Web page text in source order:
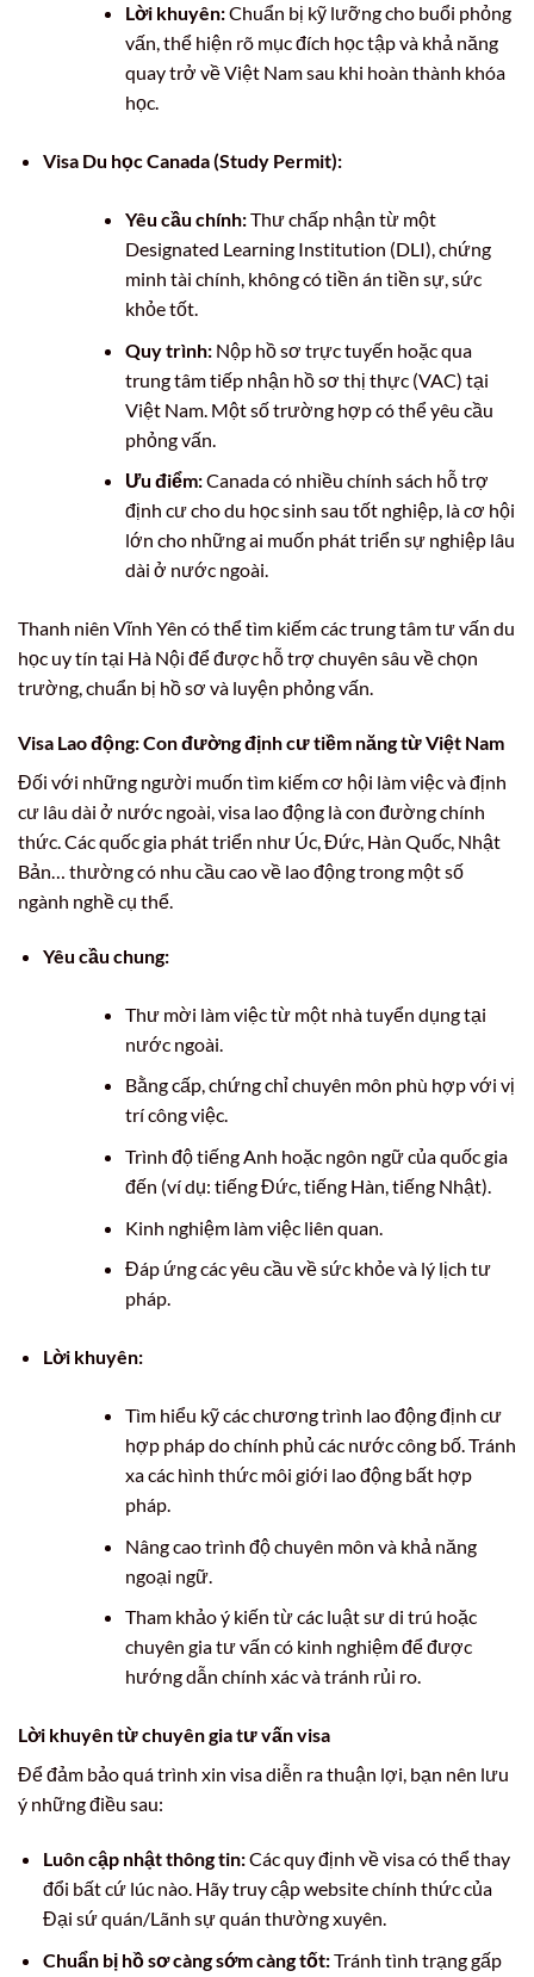
Lời khuyên:Chuẩn bị kỹ lưỡng cho buổi phỏng
vấn, thể hiện rõ mục đích học tập và khả năng
quay trở về Việt Nam sau khi hoàn thành khóa
học.
Visa Du học Canada (Study Permit):
Yêu cầu chính:Thư chấp nhận từ một
Designated Learning Institution (DLI), chứng
minh tài chính, không có tiền án tiền sự, sức
khỏe tốt.
Quy trình:Nộp hồ sơ trực tuyến hoặc qua
trung tâm tiếp nhận hồ sơ thị thực (VAC) tại
Việt Nam. Một số trường hợp có thể yêu cầu
phỏng vấn.
Ưu điểm:Canada có nhiều chính sách hỗ trợ
định cư cho du học sinh sau tốt nghiệp, là cơ hội
lớn cho những ai muốn phát triển sự nghiệp lâu
dài ở nước ngoài.
Thanh niên Vĩnh Yên có thể tìm kiếm các trung tâm tư vấn du
học uy tín tại Hà Nội để được hỗ trợ chuyên sâu về chọn
trường, chuẩn bị hồ sơ và luyện phỏng vấn.
Visa Lao động: Con đường định cư tiềm năng từ Việt Nam
Đối với những người muốn tìm kiếm cơ hội làm việc và định
cư lâu dài ở nước ngoài, visa lao động là con đường chính
thức. Các quốc gia phát triển như Úc, Đức, Hàn Quốc, Nhật
Bản… thường có nhu cầu cao về lao động trong một số
ngành nghề cụ thể.
Yêu cầu chung:
Thư mời làm việc từ một nhà tuyển dụng tại
nước ngoài.
Bằng cấp, chứng chỉ chuyên môn phù hợp với vị
trí công việc.
Trình độ tiếng Anh hoặc ngôn ngữ của quốc gia
đến (ví dụ: tiếng Đức, tiếng Hàn, tiếng Nhật).
Kinh nghiệm làm việc liên quan.
Đáp ứng các yêu cầu về sức khỏe và lý lịch tư
pháp.
Lời khuyên:
Tìm hiểu kỹ các chương trình lao động định cư
hợp pháp do chính phủ các nước công bố. Tránh
xa các hình thức môi giới lao động bất hợp
pháp.
Nâng cao trình độ chuyên môn và khả năng
ngoại ngữ.
Tham khảo ý kiến từ các luật sư di trú hoặc
chuyên gia tư vấn có kinh nghiệm để được
hướng dẫn chính xác và tránh rủi ro.
Lời khuyên từ chuyên gia tư vấn visa
Để đảm bảo quá trình xin visa diễn ra thuận lợi, bạn nên lưu
ý những điều sau:
Luôn cập nhật thông tin:Các quy định về visa có thể thay
đổi bất cứ lúc nào. Hãy truy cập website chính thức của
Đại sứ quán/Lãnh sự quán thường xuyên.
Chuẩn bị hồ sơ càng sớm càng tốt:Tránh tình trạng gấp